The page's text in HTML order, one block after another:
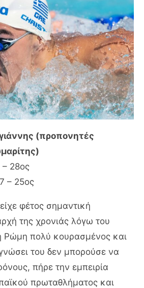
(προπονητές
– 28ος
– 25ος
φέτος σημαντική
της χρονιάς λόγω του
Ρώμη πολύ κουρασμένος και
του δεν μπορούσε να
πήρε την εμπειρία
πρωταθλήματος και